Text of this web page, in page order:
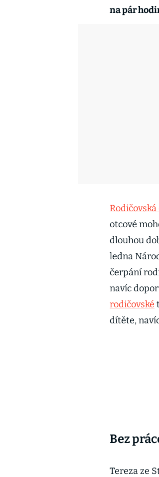
na pár
otcové
dlouhou
ledna
čerpání
navíc
rodičovské
dítěte,
Bez
Tereza ze